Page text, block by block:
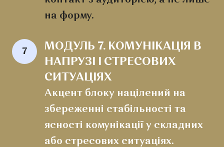
на форму.
7
МОДУЛЬ 7. КОМУНІКАЦІЯ В
НАПРУЗІ І СТРЕСОВИХ
СИТУАЦІЯХ
Акцент блоку націлений на
збереженні стабільності та
ясності комунікації у складних
або стресових ситуаціях.